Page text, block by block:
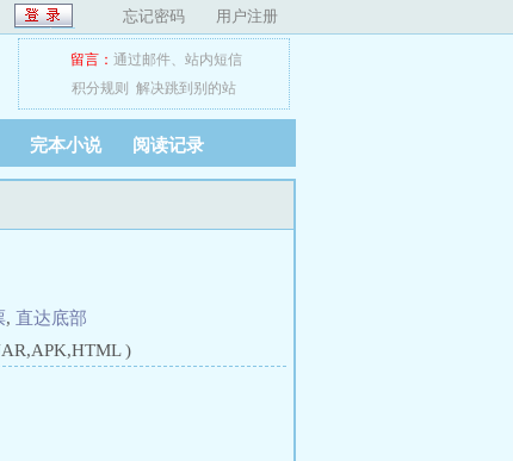
忘记密码 用户注册
留言： 通过邮件、 站内短信
积分规则
解决跳到别的站
完本小说 阅读记录
, 直达底部
)